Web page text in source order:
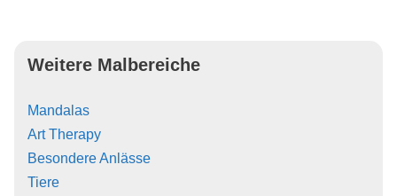
Weitere Malbereiche
Mandalas
Art Therapy
Besondere Anlässe
Tiere